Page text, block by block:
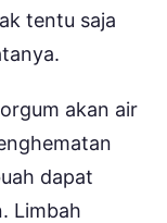
tentu saja
akan air
dapat
Limbah